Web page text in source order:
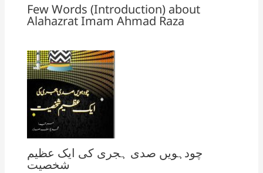
Few Words (Introduction) about
Alahazrat Imam Ahmad Raza
چودہویں صدی ہجری کی ایک عظیم
شخصیت